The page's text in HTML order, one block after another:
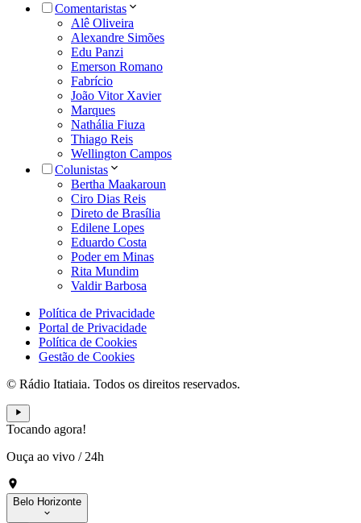
Comentaristas
Alê Oliveira
Alexandre Simões
Edu Panzi
Emerson Romano
Fabrício
João Vitor Xavier
Marques
Nathália Fiuza
Thiago Reis
Wellington Campos
Colunistas
Bertha Maakaroun
Ciro Dias Reis
Direto de Brasília
Edilene Lopes
Eduardo Costa
Poder em Minas
Rita Mundim
Valdir Barbosa
Política de Privacidade
Portal de Privacidade
Política de Cookies
Gestão de Cookies
© Rádio Itatiaia. Todos os direitos reservados.
Tocando agora!
Ouça ao vivo / 24h
Belo Horizonte